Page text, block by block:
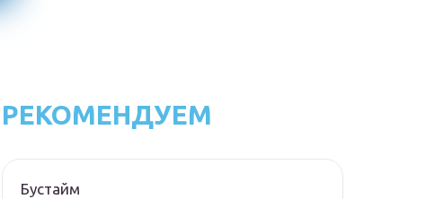
РЕКОМЕНДУЕМ
Бустайм